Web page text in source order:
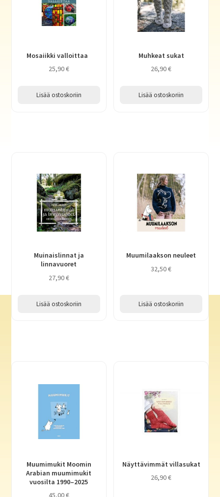
Mosaiikki valloittaa
25,90€
Lisää ostoskoriin
Muhkeat sukat
26,90€
Lisää ostoskoriin
Muinaislinnat ja
linnavuoret
27,90€
Lisää ostoskoriin
Muumilaakson neuleet
32,50€
Lisää ostoskoriin
Muumimukit Moomin
Arabian muumimukit
vuosilta 1990–2025
45,00€
Näyttävimmät villasukat
26,90€